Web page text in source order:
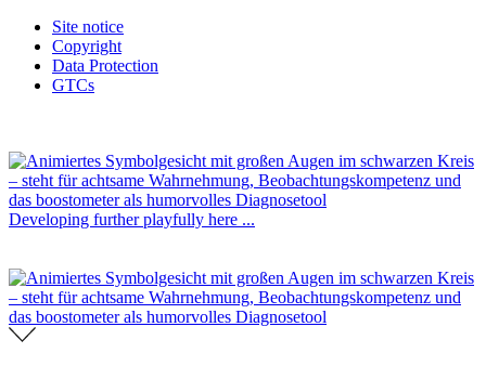
Site notice
Copyright
Data Protection
GTCs
Developing further playfully here ...